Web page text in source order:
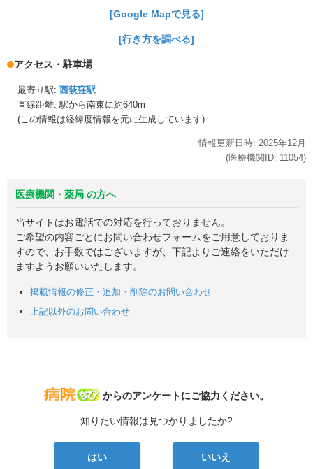
[Google Mapで見る]
[行き方を調べる]
アクセス・駐車場
最寄り駅: 西荻窪駅
直線距離: 駅から南東に約640m
(この情報は経緯度情報を元に生成しています)
情報更新日時: 2025年12月
(医療機関ID: 11054)
医療機関・薬局 の方へ
当サイトはお電話での対応を行っておりません。
ご希望の内容ごとにお問い合わせフォームをご用意しておりま
すので、お手数ではございますが、下記よりご連絡をいただけ
ますようお願いいたします。
掲載情報の修正・追加・削除のお問い合わせ
上記以外のお問い合わせ
病院なび
からのアンケートにご協力ください。
知りたい情報は見つかりましたか?
はい いいえ